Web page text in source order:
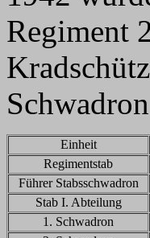
Regiment
Einheit
Regimentstab
Führer Stabsschwadron
Stab I. Abteilung
1. Schwadron